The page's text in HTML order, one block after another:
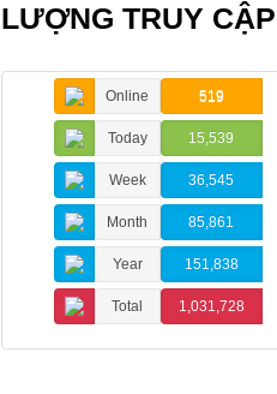
LƯỢNG TRUY CẬP
Online 519
Today 15,539
Week 36,545
Month 85,861
Year 151,838
Total 1,031,728